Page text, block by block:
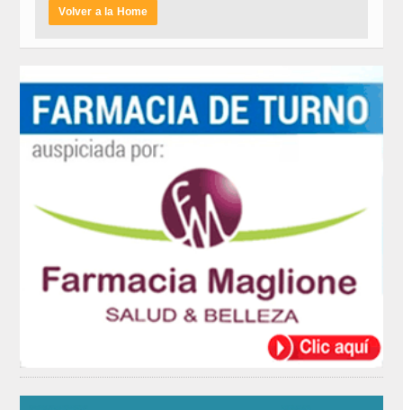
Volver a la Home